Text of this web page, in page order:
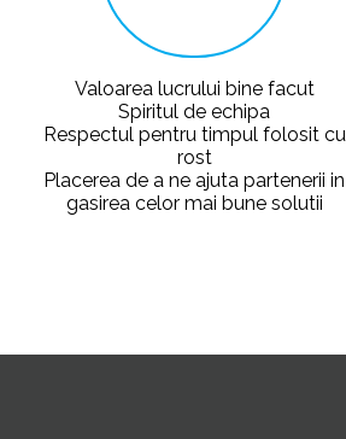
Valoarea lucrului bine facut
Spiritul de echipa
Respectul pentru timpul folosit cu
rost
Placerea de a ne ajuta partenerii in
gasirea celor mai bune solutii